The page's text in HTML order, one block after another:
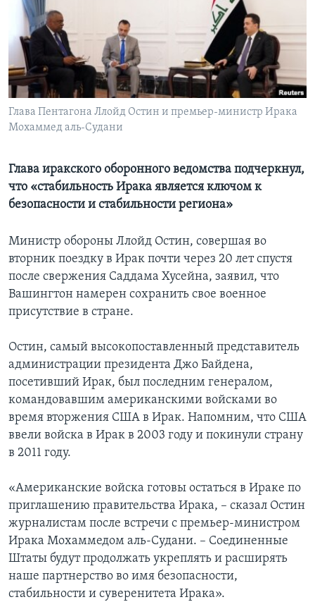
Learning English
СОЦИАЛЬНЫЕ СЕТИ
Языки
Глава Пентагона Ллойд Остин и премьер-министр Ирака
Мохаммед аль-Судани
Глава иракского оборонного ведомства подчеркнул,
что «стабильность Ирака является ключом к
безопасности и стабильности региона»
Министр обороны Ллойд Остин, совершая во
вторник поездку в Ирак почти через 20 лет спустя
после свержения Саддама Хусейна, заявил, что
Вашингтон намерен сохранить свое военное
присутствие в стране.
Остин, самый высокопоставленный представитель
администрации президента Джо Байдена,
посетивший Ирак, был последним генералом,
командовавшим американскими войсками во
время вторжения США в Ирак. Напомним, что США
ввели войска в Ирак в 2003 году и покинули страну
в 2011 году.
«Американские войска готовы остаться в Ираке по
приглашению правительства Ирака, – сказал Остин
журналистам после встречи с премьер-министром
Ирака Мохаммедом аль-Судани. – Соединенные
Штаты будут продолжать укреплять и расширять
наше партнерство во имя безопасности,
стабильности и суверенитета Ирака».